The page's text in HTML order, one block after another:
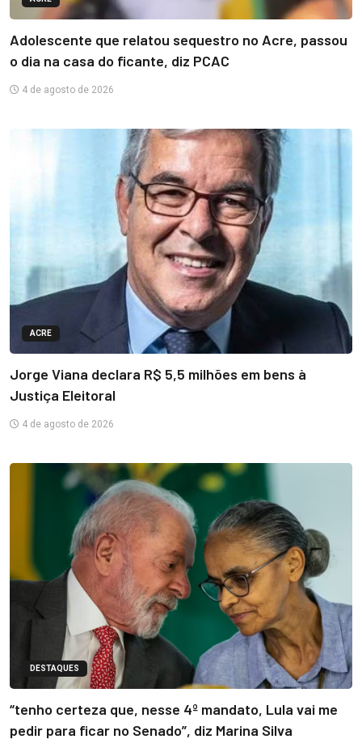
Adolescente que relatou sequestro no Acre, passou
o dia na casa do ficante, diz PCAC
4 de agosto de 2026
ACRE
Jorge Viana declara R$ 5,5 milhões em bens à
Justiça Eleitoral
4 de agosto de 2026
DESTAQUES
“tenho certeza que, nesse 4º mandato, Lula vai me
pedir para ficar no Senado”, diz Marina Silva